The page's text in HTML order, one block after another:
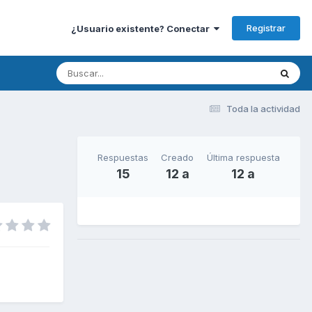
¿Usuario existente? Conectar Registrar
Toda la actividad
Respuestas
15
Creado
12 a
Última respuesta
12 a